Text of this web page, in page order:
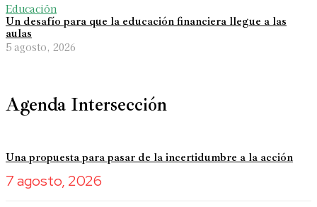
Educación
Un desafío para que la educación financiera llegue a las
aulas
5 agosto, 2026
Agenda Intersección
Una propuesta para pasar de la incertidumbre a la acción
7 agosto, 2026